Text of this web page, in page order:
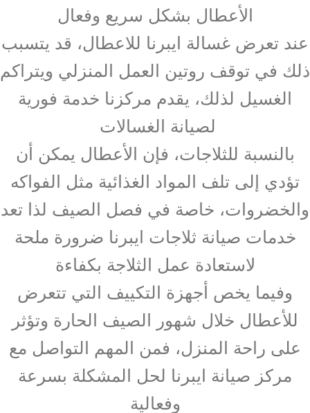
الأعطال بشكل سريع وفعال
عند تعرض غسالة ايبرنا للاعطال، قد يتسبب
ذلك في توقف روتين العمل المنزلي ويتراكم
الغسيل لذلك، يقدم مركزنا خدمة فورية
لصيانة الغسالات
بالنسبة للثلاجات، فإن الأعطال يمكن أن
تؤدي إلى تلف المواد الغذائية مثل الفواكه
والخضروات، خاصة في فصل الصيف لذا تعد
خدمات صيانة ثلاجات ايبرنا ضرورة ملحة
لاستعادة عمل الثلاجة بكفاءة
وفيما يخص أجهزة التكييف التي تتعرض
للأعطال خلال شهور الصيف الحارة وتؤثر
على راحة المنزل، فمن المهم التواصل مع
مركز صيانة ايبرنا لحل المشكلة بسرعة
وفعالية